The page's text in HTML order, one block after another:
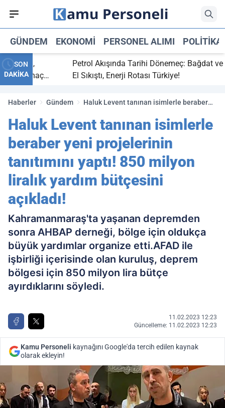
GÜNDEM EKONOMI PERSONEL ALIMI POLITIKA
SON
DAKİKA
bitti,
maç
Petrol Akışında Tarihi Dönemeç: Bağdat ve
El Sıkıştı, Enerji Rotası Türkiye!
Haberler Gündem
Haluk Levent tanınan isimlerle beraber
milyon liralık yardım bütçesini açıkladı!
Haluk Levent tanınan isimlerle
beraber yeni projelerinin
tanıtımını yaptı! 850 milyon
liralık yardım bütçesini
açıkladı!
Kahramanmaraş'ta yaşanan depremden
sonra AHBAP derneği, bölge için oldukça
büyük yardımlar organize etti.AFAD ile
işbirliği içerisinde olan kuruluş, deprem
bölgesi için 850 milyon lira bütçe
ayırdıklarını söyledi.
11.02.2023 12:23
Güncelleme: 11.02.2023 12:23
Kamu Personeli kaynağını Google'da tercih edilen kaynak
olarak ekleyin!